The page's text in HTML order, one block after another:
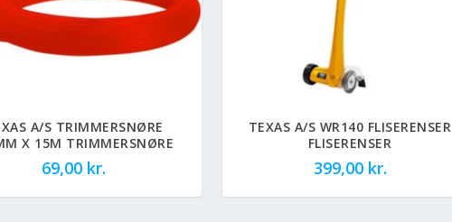
A/S TRIMMERSNØRE
X 15M TRIMMERSNØRE
69,00 kr.
TEXAS A/S WR140 FLISERENSER
FLISERENSER
399,00 kr.